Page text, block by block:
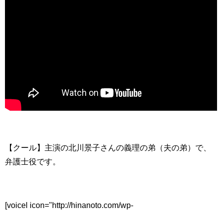
【クール】主演の北川景子さんの義理の弟（夫の弟）で、
弁護士役です。
[voicel icon="http://hinanoto.com/wp-